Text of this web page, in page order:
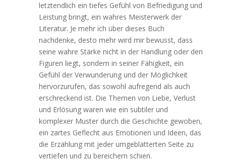
letztendlich ein tiefes Gefühl von Befriedigung und
Leistung bringt, ein wahres Meisterwerk der
Literatur. Je mehr ich über dieses Buch
nachdenke, desto mehr wird mir bewusst, dass
seine wahre Stärke nicht in der Handlung oder den
Figuren liegt, sondern in seiner Fähigkeit, ein
Gefühl der Verwunderung und der Möglichkeit
hervorzurufen, das sowohl aufregend als auch
erschreckend ist. Die Themen von Liebe, Verlust
und Erlösung waren wie ein subtiler und
komplexer Muster durch die Geschichte gewoben,
ein zartes Geflecht aus Emotionen und Ideen, das
die Erzählung mit jeder umgeblätterten Seite zu
vertiefen und zu bereichern schien.